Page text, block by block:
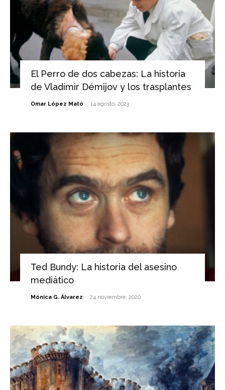
El Perro de dos cabezas: La historia
de Vladímir Démijov y los trasplantes
Omar López Mato - 14 agosto, 2023
Ted Bundy: La historia del asesino
mediático
Mónica G. Álvarez - 24 noviembre, 2020